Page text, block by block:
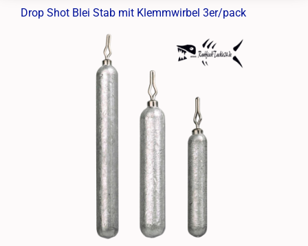
Drop Shot Blei Stab mit Klemmwirbel 3er/pack